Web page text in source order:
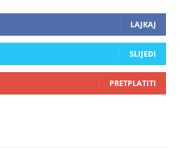
LAJKAJ
SLIJEDI
PRETPLATITI